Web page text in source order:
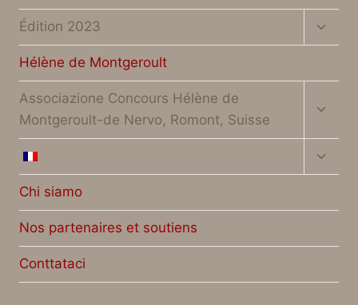
Édition 2023
menu
Hélène de Montgeroult
Associazione Concours Hélène de
Montgeroult-de Nervo, Romont, Suisse
menu
menu
Chi siamo
Nos partenaires et soutiens
Conttataci